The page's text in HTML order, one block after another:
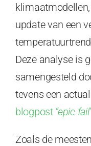
update van een
Deze analyse is
samengesteld
tevens een
blogpost “epic
Zoals de